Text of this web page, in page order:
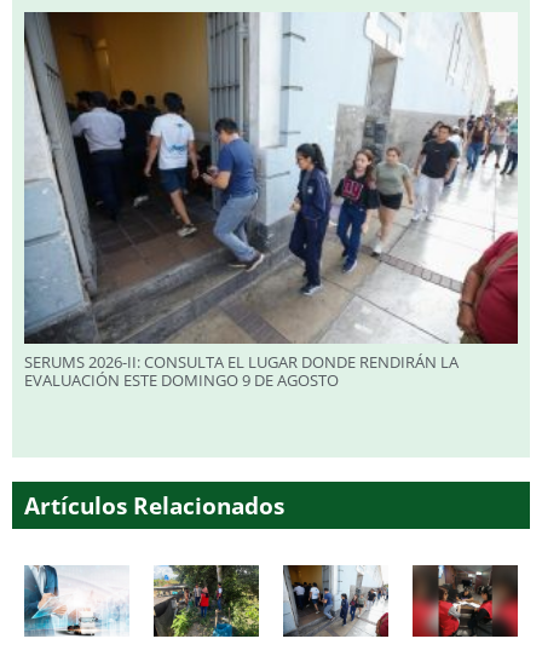
SERUMS 2026-II: CONSULTA EL LUGAR DONDE RENDIRÁN LA
EVALUACIÓN ESTE DOMINGO 9 DE AGOSTO
Artículos Relacionados